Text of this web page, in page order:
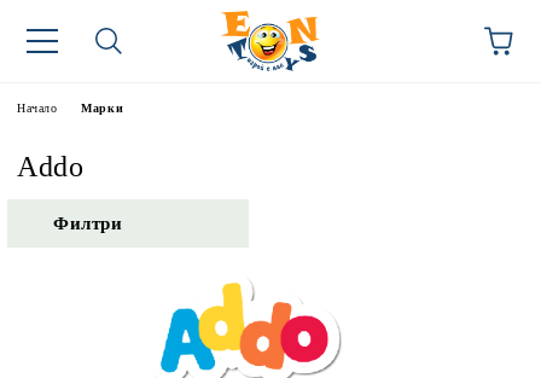
Начало Марки
Addo
Филтри